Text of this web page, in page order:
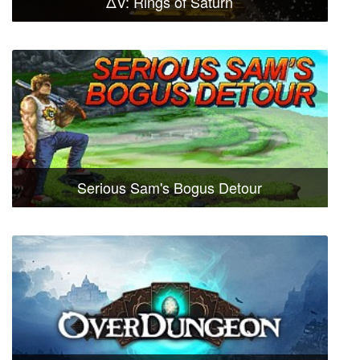
Serious Sam's Bogus Detour